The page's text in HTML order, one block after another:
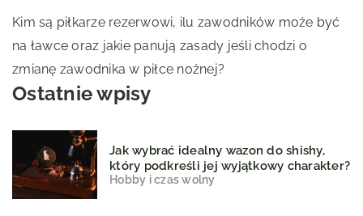
Kim są piłkarze rezerwowi, ilu zawodników może być
na ławce oraz jakie panują zasady jeśli chodzi o
zmianę zawodnika w piłce nożnej?
Ostatnie wpisy
Jak wybrać idealny wazon do shishy,
który podkreśli jej wyjątkowy charakter?
Hobby i czas wolny